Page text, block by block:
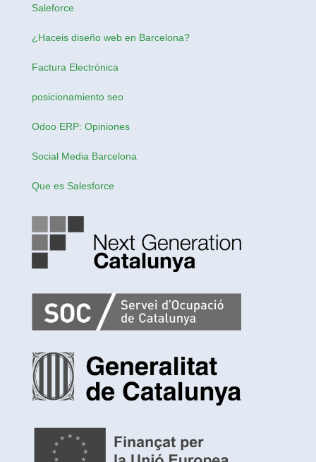
Saleforce
¿Haceis diseño web en Barcelona?
Factura Electrónica
posicionamiento seo
Odoo ERP: Opiniones
Social Media Barcelona
Que es Salesforce